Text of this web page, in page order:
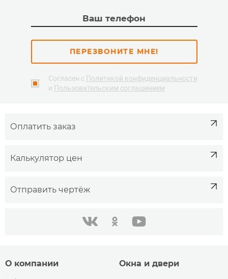
ПЕРЕЗВОНИТЕ МНЕ!
Согласен с Политикой конфиденциальности
и Пользовательским соглашением
Оплатить заказ
Калькулятор цен
Отправить чертёж
в контакте одноклассники youtube
О компании Окна и двери